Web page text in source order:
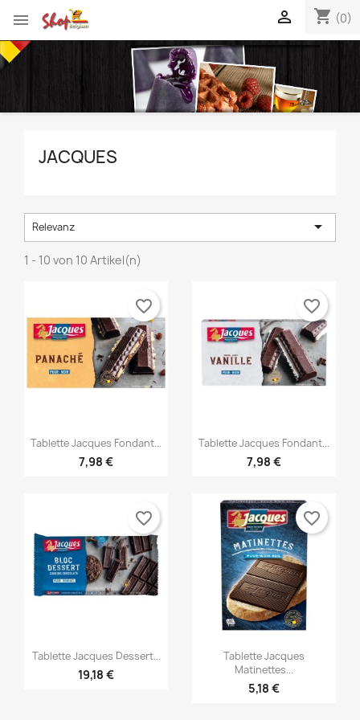
 shopping_cart (0)

JACQUES
Relevanz 
1 - 10 von 10 Artikel(n)
Vorschau
Tablette Jacques Fondant...
7,98 €
favorite_border
Vorschau
Tablette Jacques Fondant...
7,98 €
favorite_border
Vorschau
Tablette Jacques Dessert...
19,18 €
favorite_border
Vorschau
Tablette Jacques
Matinettes...
5,18 €
favorite_border